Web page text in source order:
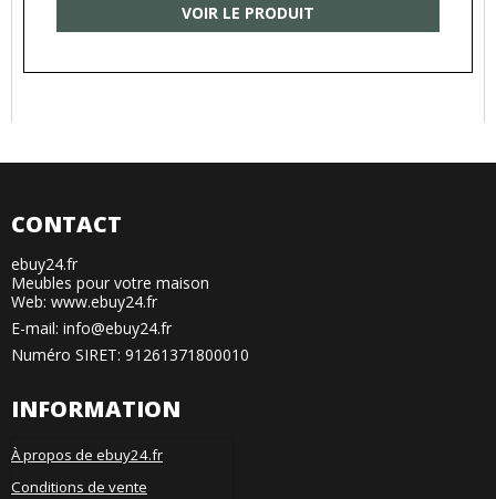
VOIR LE PRODUIT
CONTACT
ebuy24.fr
Meubles pour votre maison
Web: www.ebuy24.fr
E-mail: info@ebuy24.fr
Numéro SIRET: 91261371800010
INFORMATION
À propos de ebuy24.fr
Conditions de vente